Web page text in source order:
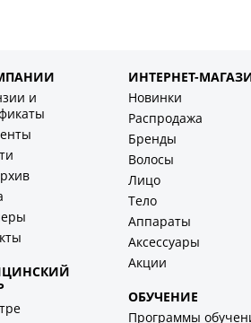
и
ИНТЕРНЕТ-
Новинки
Распродажа
Бренды
Волосы
Лицо
Тело
Аппараты
Аксессуары
Акции
ОБУЧЕНИЕ
Программы